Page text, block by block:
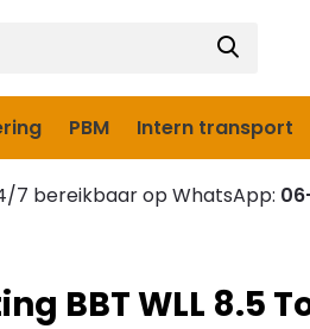
PBM Intern transport
7 bereikbaar op WhatsApp:
BBT WLL 8.5